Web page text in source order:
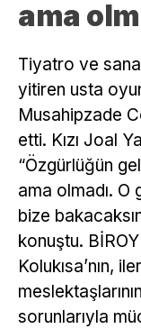
ama
Tiyatro ve
yitiren usta
Musahipzade
etti. Kızı Joal
“Özgürlüğün
ama olmadı. O
bize
konuştu.
Kolukısa’nın,
sorunlarıyla